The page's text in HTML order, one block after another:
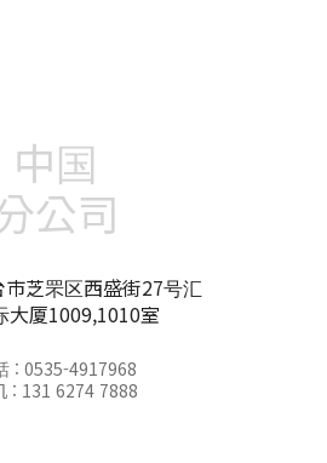
中国
公司
芝罘区西盛街27号汇
大厦1009,1010室
: 0535-4917968
: 131 6274 7888